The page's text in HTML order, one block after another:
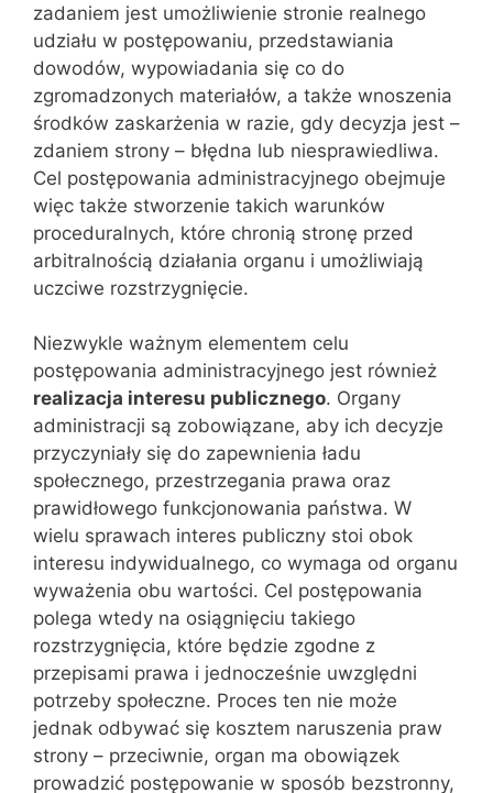
zadaniem jest umożliwienie stronie realnego
udziału w postępowaniu, przedstawiania
dowodów, wypowiadania się co do
zgromadzonych materiałów, a także wnoszenia
środków zaskarżenia w razie, gdy decyzja jest –
zdaniem strony – błędna lub niesprawiedliwa.
Cel postępowania administracyjnego obejmuje
więc także stworzenie takich warunków
proceduralnych, które chronią stronę przed
arbitralnością działania organu i umożliwiają
uczciwe rozstrzygnięcie.
Niezwykle ważnym elementem celu
postępowania administracyjnego jest również
realizacja interesu publicznego. Organy
administracji są zobowiązane, aby ich decyzje
przyczyniały się do zapewnienia ładu
społecznego, przestrzegania prawa oraz
prawidłowego funkcjonowania państwa. W
wielu sprawach interes publiczny stoi obok
interesu indywidualnego, co wymaga od organu
wyważenia obu wartości. Cel postępowania
polega wtedy na osiągnięciu takiego
rozstrzygnięcia, które będzie zgodne z
przepisami prawa i jednocześnie uwzględni
potrzeby społeczne. Proces ten nie może
jednak odbywać się kosztem naruszenia praw
strony – przeciwnie, organ ma obowiązek
prowadzić postępowanie w sposób bezstronny,